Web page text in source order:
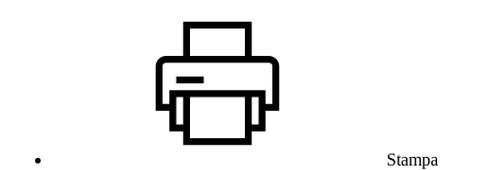
Stampa